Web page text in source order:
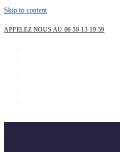
Skip to content
APPELEZ NOUS AU 06 58 13 19 59